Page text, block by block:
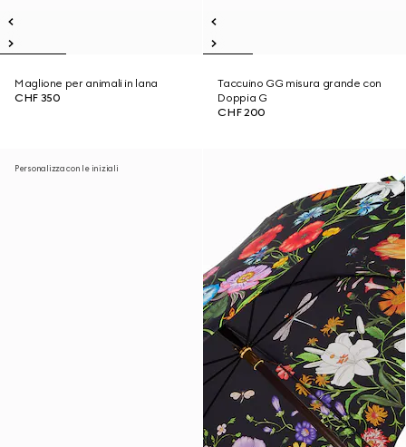
Maglione per animali in lana
CHF 350
Taccuino GG misura grande con
Doppia G
CHF 200
Personalizza con le iniziali